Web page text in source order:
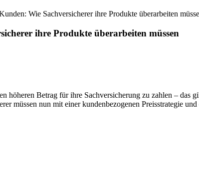
Wie Sachversicherer ihre Produkte überarbeiten
ihre Produkte überarbeiten müssen
Betrag für ihre Sachversicherung zu zahlen – das
müssen nun mit einer kundenbezogenen Preisstrategie